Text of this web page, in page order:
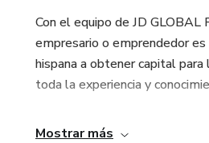
Con el equipo de JD GLOBAL
empresario o emprendedor
hispana a obtener capital
toda la experiencia y
Mostrar más